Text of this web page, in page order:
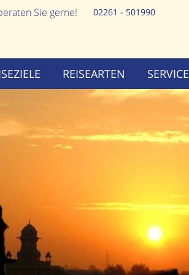
02261 - 501990
Sie gerne!
REISEARTEN SERVICE